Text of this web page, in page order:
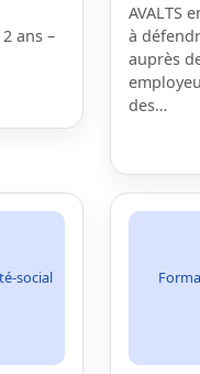
ans –
AVALTS
à
auprès
des…
social